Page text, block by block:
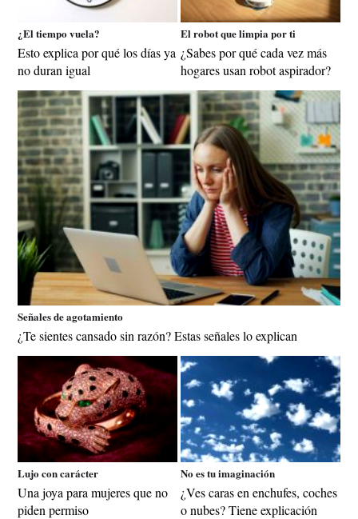
¿El tiempo vuela?
Esto explica por qué los días ya
no duran igual
El robot que limpia por ti
¿Sabes por qué cada vez más
hogares usan robot aspirador?
Señales de agotamiento
¿Te sientes cansado sin razón? Estas señales lo explican
Lujo con carácter
Una joya para mujeres que no
piden permiso
No es tu imaginación
¿Ves caras en enchufes, coches
o nubes? Tiene explicación